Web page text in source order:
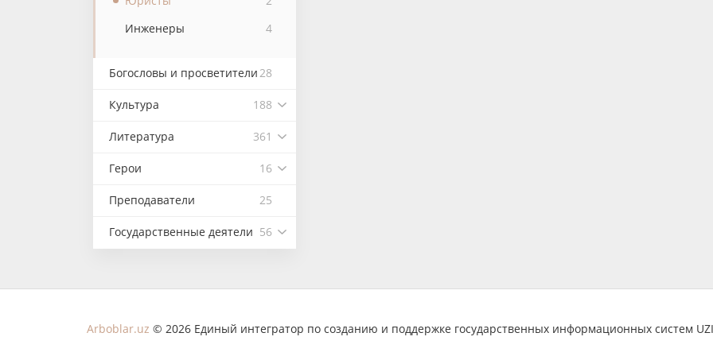
Инженеры
4
Богословы и просветители28
Культура 188
Литература 361
Герои 16
Преподаватели 25
Государственные деятели 56
Arboblar.uz © 2026 Единый интегратор по созданию и поддержке государственных информационных систем